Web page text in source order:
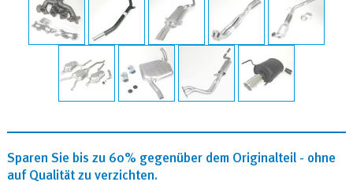
Sparen Sie bis zu 60% gegenüber dem Originalteil - ohne
auf Qualität zu verzichten.